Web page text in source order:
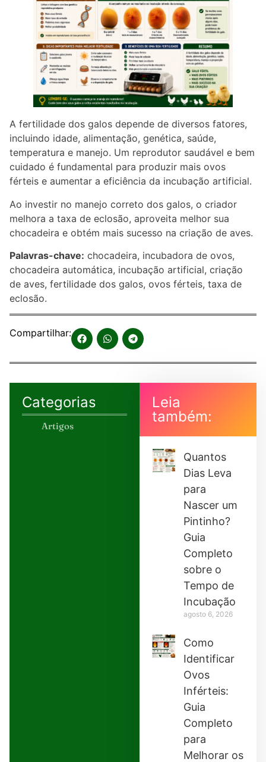
A fertilidade dos galos depende de diversos fatores,
incluindo idade, alimentação, genética, saúde,
temperatura e manejo. Um reprodutor saudável e bem
cuidado é fundamental para produzir mais ovos
férteis e aumentar a eficiência da incubação artificial.
Ao investir no manejo correto dos galos, o criador
melhora a taxa de eclosão, aproveita melhor sua
chocadeira e obtém mais sucesso na criação de aves.
Palavras-chave: chocadeira, incubadora de ovos,
chocadeira automática, incubação artificial, criação
de aves, fertilidade dos galos, ovos férteis, taxa de
eclosão.
Compartilhar:
Categorias
Artigos
Leia
também:
Quantos
Dias Leva
para
Nascer um
Pintinho?
Guia
Completo
sobre o
Tempo de
Incubação
agosto 6, 2026
Como
Identificar
Ovos
Inférteis:
Guia
Completo
para
Melhorar os